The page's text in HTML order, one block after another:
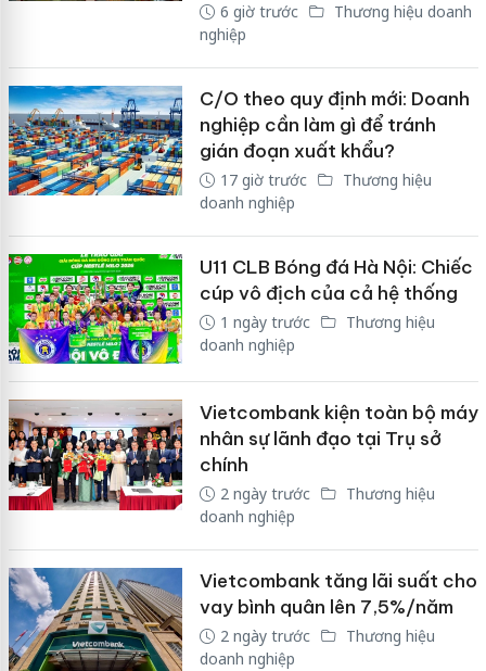
6 giờ trước
Thương hiệu doanh
nghiệp
C/O theo quy định mới: Doanh
nghiệp cần làm gì để tránh
gián đoạn xuất khẩu?
17 giờ trước
Thương hiệu
doanh nghiệp
U11 CLB Bóng đá Hà Nội: Chiếc
cúp vô địch của cả hệ thống
1 ngày trước
Thương hiệu
doanh nghiệp
Vietcombank kiện toàn bộ máy
nhân sự lãnh đạo tại Trụ sở
chính
2 ngày trước
Thương hiệu
doanh nghiệp
Vietcombank tăng lãi suất cho
vay bình quân lên 7,5%/năm
2 ngày trước
Thương hiệu
doanh nghiệp